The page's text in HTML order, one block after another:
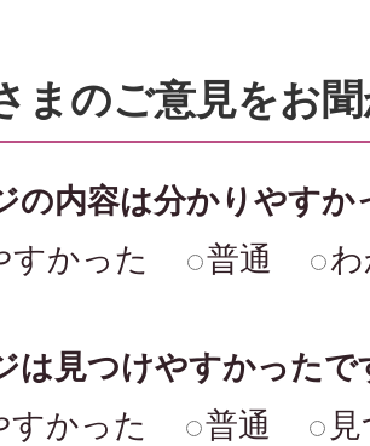
まのご意見をお
の内容は分かりやすか
すかった
普通
は見つけやすかったで
すかった
普通